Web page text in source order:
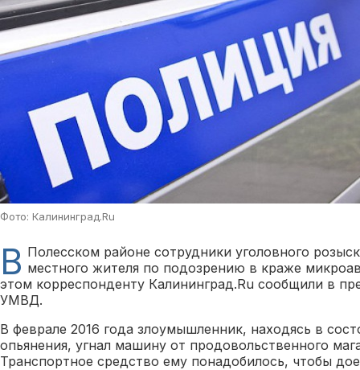
Фото: Калининград.Ru
В Полесском районе сотрудники уголовного
местного жителя по подозрению в краже
этом корреспонденту Калининград.Ru сообщили в
УМВД.
В феврале 2016 года злоумышленник, находясь в
опьянения, угнал машину от продовольственного
Транспортное средство ему понадобилось, чтобы